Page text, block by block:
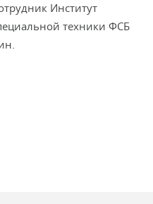
Институт
техники ФСБ